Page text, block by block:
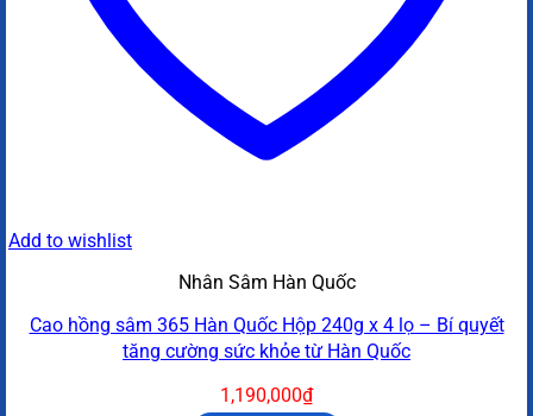
Add to wishlist
Nhân Sâm Hàn Quốc
Cao hồng sâm 365 Hàn Quốc Hộp 240g x 4 lọ – Bí quyết
tăng cường sức khỏe từ Hàn Quốc
1,190,000₫